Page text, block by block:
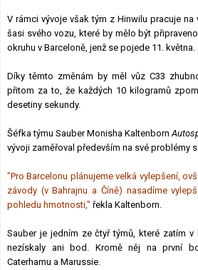
V rámci vývoje však tým z Hinwilu pracuje
šasi svého vozu, které by mělo být
okruhu v Barceloně, jenž se pojede 11. května.
Díky těmto změnám by měl vůz C33
přitom za to, že každých 10 kilogramů
desetiny sekundy.
Šéfka týmu Sauber Monisha Kaltenborn
vývoji zaměřoval především na své problémy
"Pro Barcelonu plánujeme velká vylepšení,
závody (v Bahrajnu a Číně) nasadíme
pohledu hmotnosti," řekla Kaltenborn.
Sauber je jedním ze čtyř týmů, které zatím v
nezískaly ani bod. Kromě něj na první
Caterhamu a Marussie.